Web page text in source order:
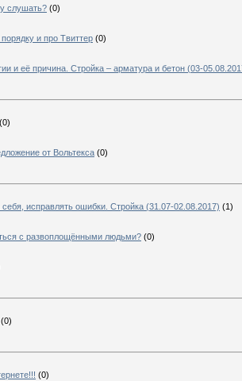
слушать? (0)
и про Твиттер (0)
и её причина. Стройка – арматура и бетон (03-
(0)
от Вольтекса (0)
исправлять ошибки. Стройка (31.07-02.08.2017) (1)
с развоплощёнными людьми? (0)
(0)
(0)